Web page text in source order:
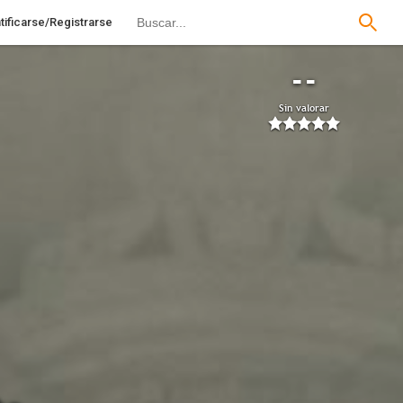
Registrarse
--
Sin valorar